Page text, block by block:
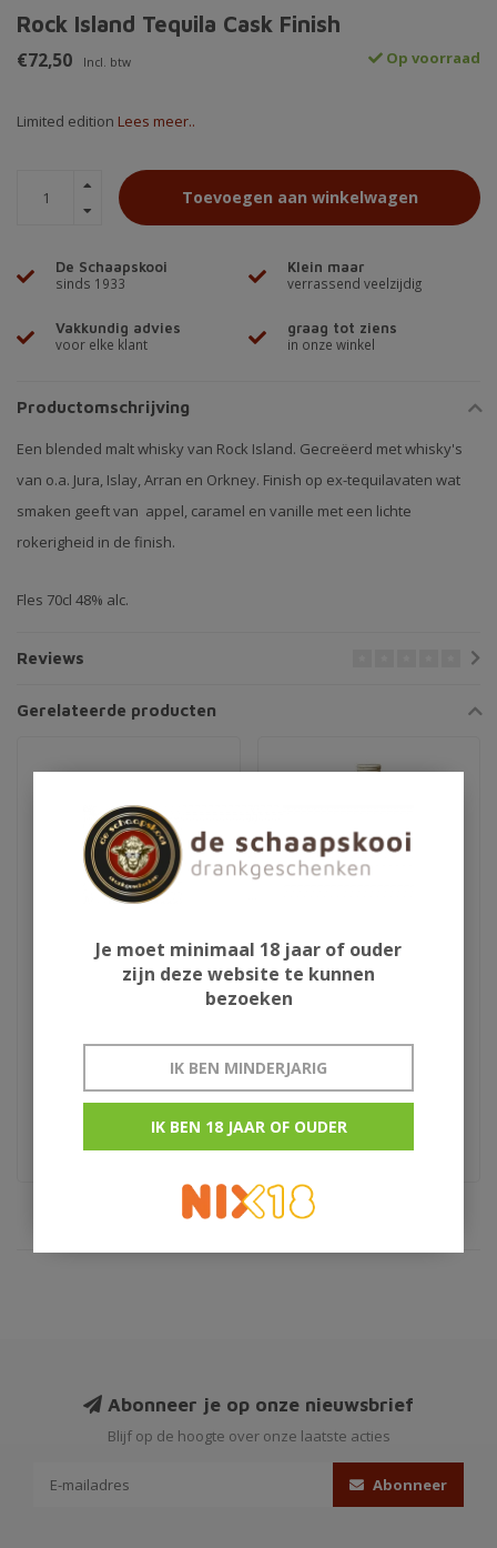
Rock Island Tequila Cask Finish
€72,50 Incl. btw Op voorraad
Limited edition Lees meer..
Toevoegen aan winkelwagen
De Schaapskooi
sinds 1933
Klein maar
verrassend veelzijdig
Vakkundig advies
voor elke klant
graag tot ziens
in onze winkel
Productomschrijving
Een blended malt whisky van Rock Island. Gecreëerd met whisky's
van o.a. Jura, Islay, Arran en Orkney. Finish op ex-tequilavaten wat
smaken geeft van appel, caramel en vanille met een lichte
rokerigheid in de finish.
Fles 70cl 48% alc.
Reviews
Gerelateerde producten
€81,95
Ballantine's
€21,95
Blend
Abonneer je op onze nieuwsbrief
Blijf op de hoogte over onze laatste acties
Abonneer
Je moet minimaal 18 jaar of ouder
zijn deze website te kunnen
bezoeken
IK BEN MINDERJARIG
IK BEN 18 JAAR OF OUDER